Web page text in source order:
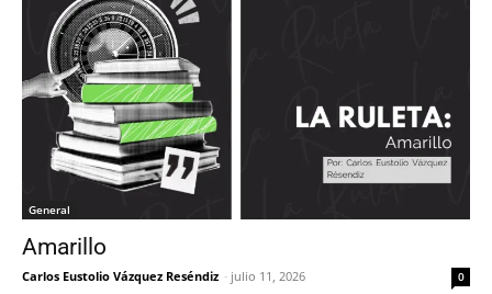
General
Amarillo
Carlos Eustolio Vázquez Reséndiz - julio 11, 2026 0